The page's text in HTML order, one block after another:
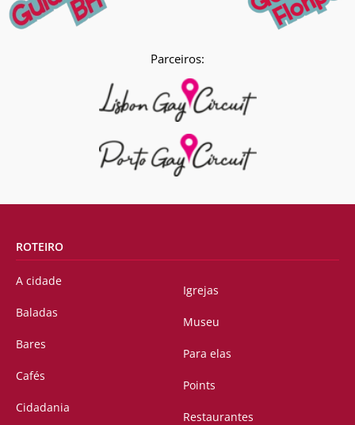
Parceiros:
ROTEIRO
A cidade
Baladas
Bares
Cafés
Cidadania
Igrejas
Museu
Para elas
Points
Restaurantes